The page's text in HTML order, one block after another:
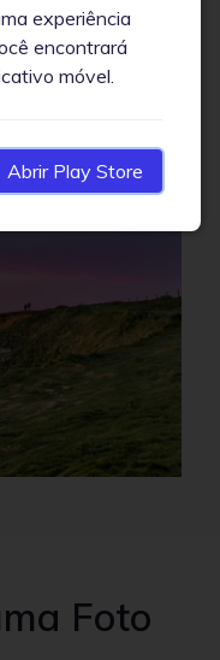
a exposição,
um objeto da
Foto
experiência
encontrará
móvel.
Abrir Play Store